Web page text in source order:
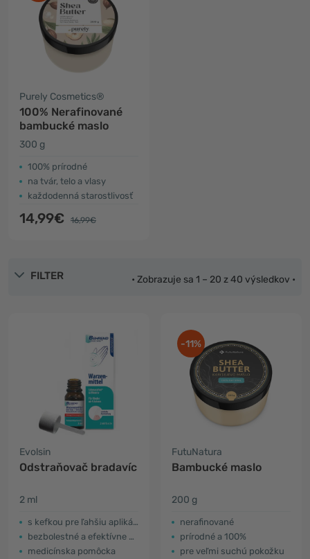
Purely Cosmetics®
100% Nerafinované
bambucké maslo
300 g
100% prírodné
na tvár, telo a vlasy
každodenná starostlivosť
14,99€ 16,99€
FILTER • Zobrazuje sa 1 – 20 z 40 výsledkov •
Evolsin
Odstraňovač bradavíc
2 ml
s kefkou pre ľahšiu aplikáciu
bezbolestné a efektívne odstránenie
medicínska pomôcka
-11%
FutuNatura
Bambucké maslo
200 g
nerafinované
prírodné a 100%
pre veľmi suchú pokožku